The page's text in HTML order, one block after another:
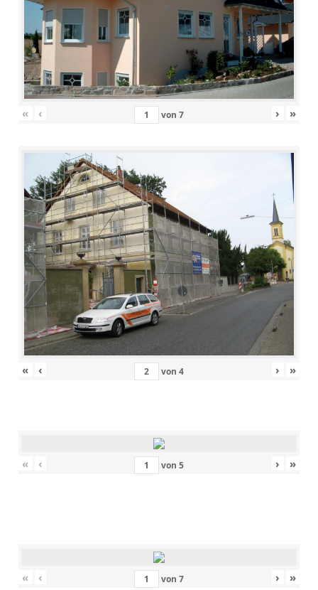
« ‹ von 7 › »
« ‹ von 4 › »
« ‹ von 5 › »
« ‹ von 7 › »